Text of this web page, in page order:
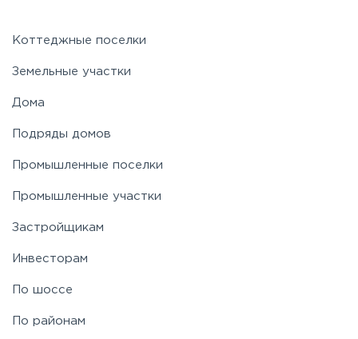
Коттеджные поселки
Земельные участки
Дома
Подряды домов
Промышленные поселки
Промышленные участки
Застройщикам
Инвесторам
По шоссе
По районам